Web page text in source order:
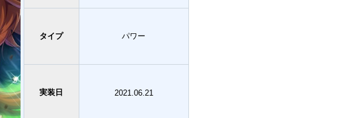
タイプ パワー
実装日 2021.06.21